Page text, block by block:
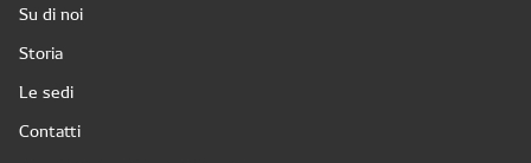
Su di noi
Storia
Le sedi
Contatti